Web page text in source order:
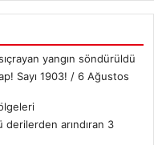
yangın söndürüldü
Sayı 1903! / 6 Ağustos
derilerden arındıran 3